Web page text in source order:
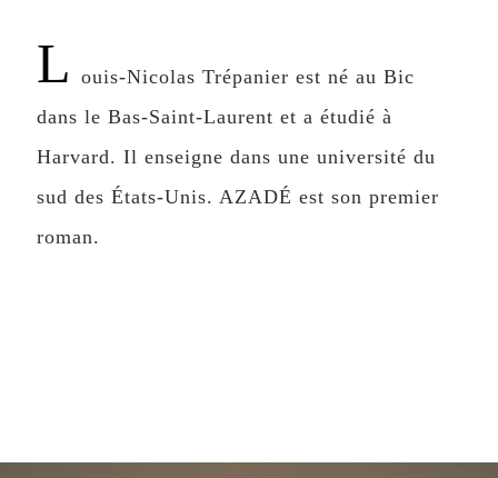
L ouis-Nicolas Trépanier est né au Bic
dans le Bas-Saint-Laurent et a étudié à
Harvard. Il enseigne dans une université du
sud des États-Unis. AZADÉ est son premier
roman.